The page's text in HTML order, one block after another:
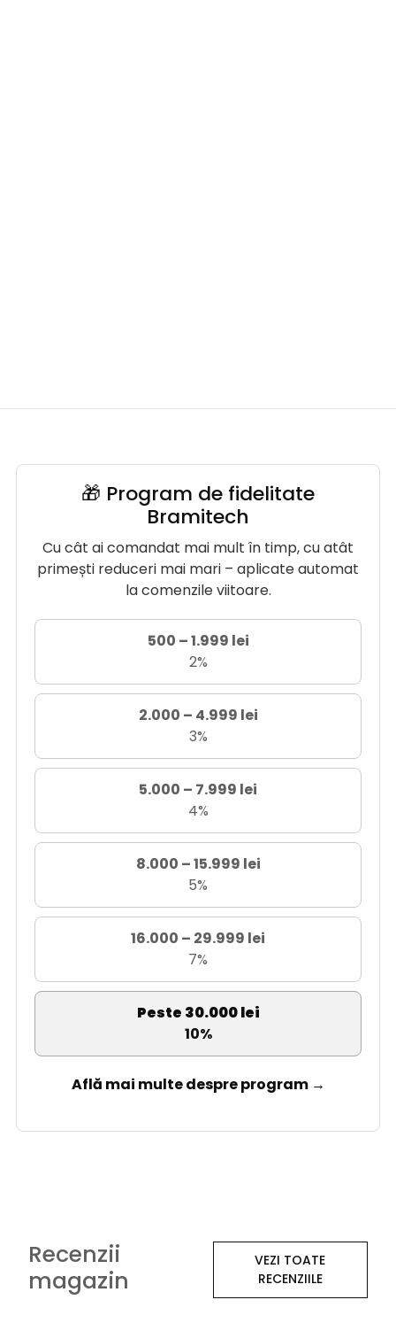
🎁 Program de fidelitate
Bramitech
Cu cât ai comandat mai mult în timp, cu atât
primești reduceri mai mari – aplicate automat
la comenzile viitoare.
500 – 1.999 lei
2%
2.000 – 4.999 lei
3%
5.000 – 7.999 lei
4%
8.000 – 15.999 lei
5%
16.000 – 29.999 lei
7%
Peste 30.000 lei
10%
Află mai multe despre program →
Recenzii
magazin
VEZI TOATE
RECENZIILE